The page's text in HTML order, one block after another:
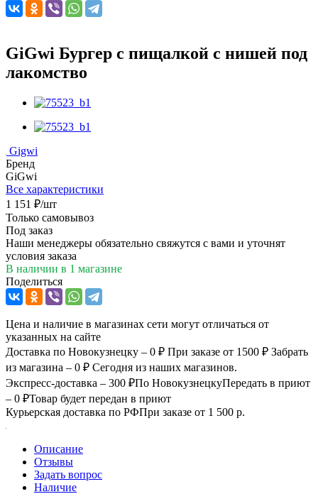
GiGwi Бургер с пищалкой с нишей под
лакомство
Gigwi
Бренд
GiGwi
Все характеристики
1 151 ₽/шт
Только самовывоз
Под заказ
Наши менеджеры обязательно свяжутся с вами и уточнят
условия заказа
В наличии в 1 магазине
Поделиться
Цена и наличие в магазинах сети могут отличаться от
указанных на сайте
Доставка по Новокузнецку – 0 ₽ При заказе от 1500 ₽ Забрать
из магазина – 0 ₽ Сегодня из наших магазинов.
Экспресс-доставка – 300 ₽По НовокузнецкуПередать в приют
– 0 ₽Товар будет передан в приют
Курьерская доставка по РФПри заказе от 1 500 р.
Описание
Отзывы
Задать вопрос
Наличие